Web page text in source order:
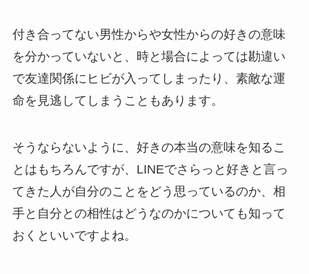
付き合ってない男性からや女性からの好きの意味
を分かっていないと、時と場合によっては勘違い
で友達関係にヒビが入ってしまったり、素敵な運
命を見逃してしまうこともあります。
そうならないように、好きの本当の意味を知るこ
とはもちろんですが、LINEでさらっと好きと言っ
てきた人が自分のことをどう思っているのか、相
手と自分との相性はどうなのかについても知って
おくといいですよね。